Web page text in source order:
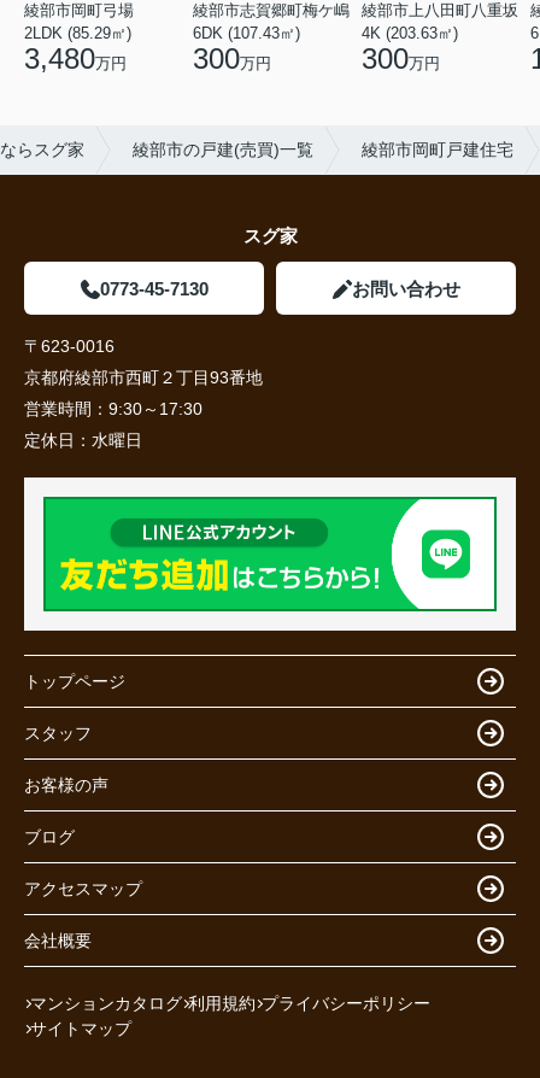
綾部市岡町弓場
2LDK (85.29㎡)
3,480万円
綾部市志賀郷町梅ケ嶋
6DK (107.43㎡)
300万円
綾部市上八田町八重坂
4K (203.63㎡)
300万円
らスグ家 綾部市の戸建(売買)一覧 綾部市岡町戸建住宅
スグ家
0773-45-7130 お問い合わせ
〒623-0016
京都府綾部市西町２丁目93番地
営業時間： 9:30～17:30
定休日： 水曜日
トップページ
スタッフ
お客様の声
ブログ
アクセスマップ
会社概要
マンションカタログ 利用規約 プライバシーポリシー
サイトマップ